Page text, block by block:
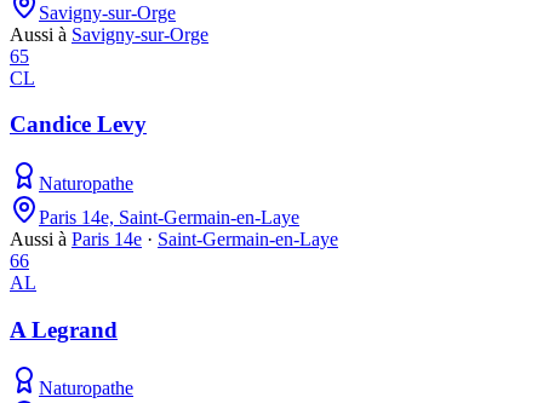
Savigny-sur-Orge
Aussi à Savigny-sur-Orge
65
CL
Candice Levy
Naturopathe
Paris 14e, Saint-Germain-en-Laye
Aussi à Paris 14e · Saint-Germain-en-Laye
66
AL
A Legrand
Naturopathe